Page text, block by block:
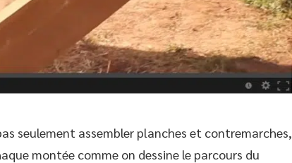
seulement assembler planches et contremarches,
montée comme on dessine le parcours du